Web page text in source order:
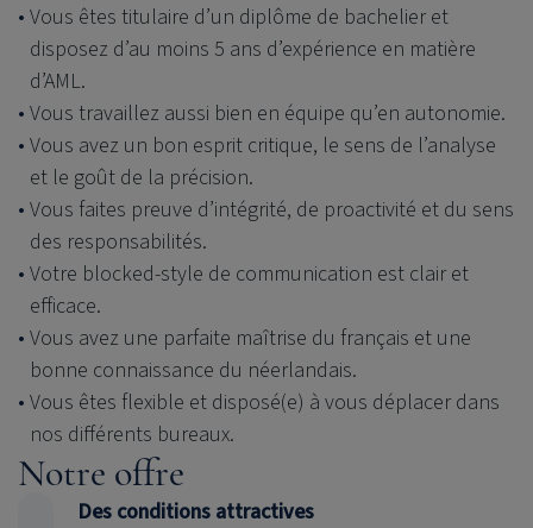
Vous êtes titulaire d’un diplôme de bachelier et
disposez d’au moins 5 ans d’expérience en matière
d’AML.
Vous travaillez aussi bien en équipe qu’en autonomie.
Vous avez un bon esprit critique, le sens de l’analyse
et le goût de la précision.
Vous faites preuve d’intégrité, de proactivité et du sens
des responsabilités.
Votre blocked-style de communication est clair et
efficace.
Vous avez une parfaite maîtrise du français et une
bonne connaissance du néerlandais.
Vous êtes flexible et disposé(e) à vous déplacer dans
nos différents bureaux.
Notre offre
Des conditions attractives